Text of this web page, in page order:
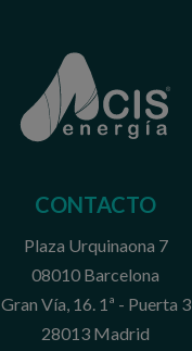
CONTACTO
Plaza Urquinaona 7
08010 Barcelona
Gran Vía, 16. 1ª - Puerta 3
28013 Madrid